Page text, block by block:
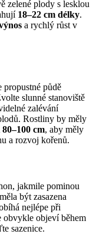
zelené plody s lesklou
18–22 cm délky.
a rychlý růst v
propustné půdě
slunné stanoviště
zalévání
Rostliny by měly
cm, aby měly
a rozvoj kořenů.
jakmile pominou
být zasazena
nejlépe při
obvykle objeví během
sazenice.